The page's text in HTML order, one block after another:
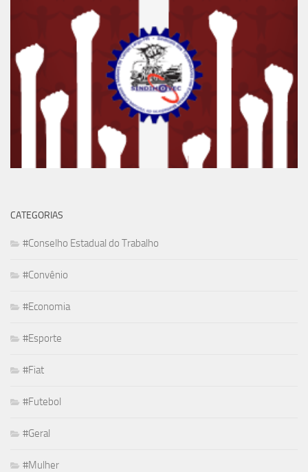
CATEGORIAS
#Conselho Estadual do Trabalho
#Convênio
#Economia
#Esporte
#Fiat
#Futebol
#Geral
#Mulher